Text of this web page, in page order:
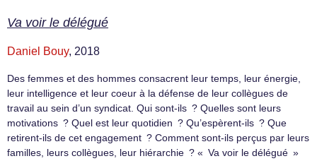
Va voir le délégué
Daniel Bouy, 2018
Des femmes et des hommes consacrent leur temps, leur énergie,
leur intelligence et leur coeur à la défense de leur collègues de
travail au sein d’un syndicat. Qui sont-ils ? Quelles sont leurs
motivations ? Quel est leur quotidien ? Qu’espèrent-ils ? Que
retirent-ils de cet engagement ? Comment sont-ils perçus par leurs
familles, leurs collègues, leur hiérarchie ? « Va voir le délégué »